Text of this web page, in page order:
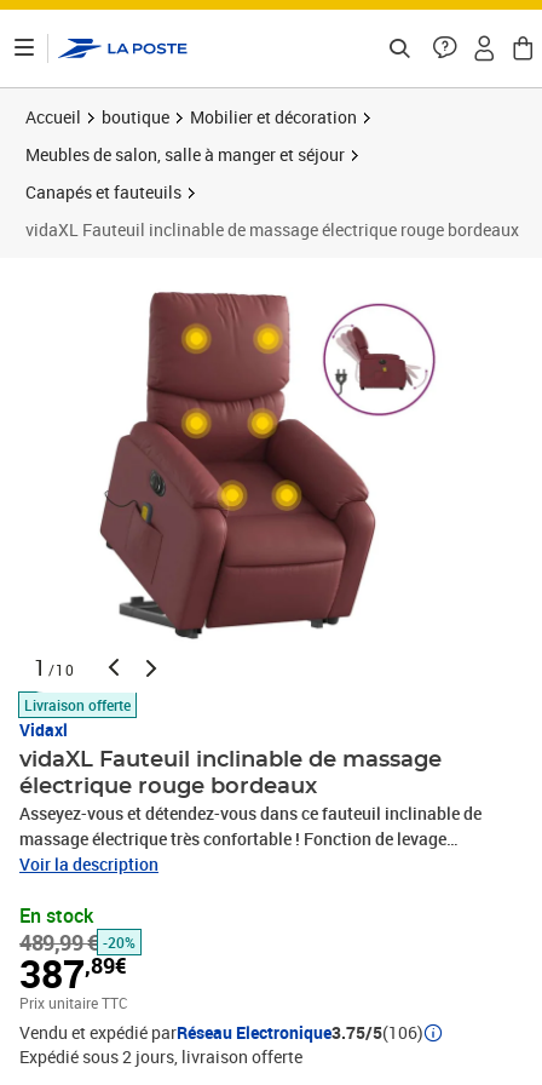
Accueil boutique
Mobilier et décoration
Meubles de salon, salle à manger et séjour
Canapés et fauteuils
vidaXL Fauteuil inclinable de massage électrique rouge bordeaux
1 /10
Livraison offerte
Vidaxl
vidaXL Fauteuil inclinable de massage
électrique rouge bordeaux
Asseyez-vous et détendez-vous dans ce fauteuil inclinable de
massage électrique très confortable ! Fonction de levage
électrique : ce fauteuil inclinable pour personnes âgées est équipé
fonction qui pousse toute la chaise vers le haut, vous pouvez
facilement vous tenir debout sans stresser votre dos et vos genoux
en appuyant simplement sur le bouton.Fonction d'inclinaison
électrique : ce fauteuil inclinable est également équipé d'un moteur
électrique qui permet de régler automatiquement le repose-pied et
le dossier dans n'importe quelle position, selon votre confort, en
appuyant simplement sur le bouton situé sur le côté du fauteuil.
Voir la description
En stock
489,99 € -20%
387,89€
Prix unitaire TTC
Vendu et expédié parRéseau Electronique3.75/5(106)
Expédié sous 2 jours livraison offerte